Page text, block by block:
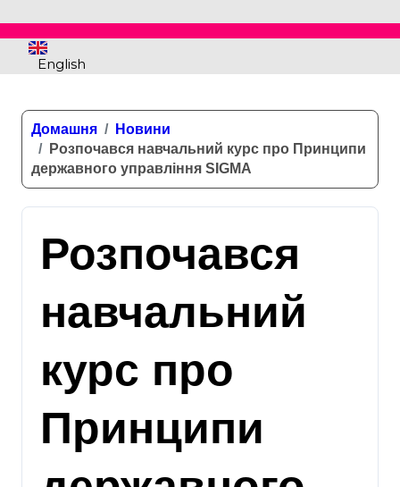
English
Домашня
Новини
Розпочався навчальний курс про Принципи
державного управління SIGMA
Розпочався
навчальний
курс про
Принципи